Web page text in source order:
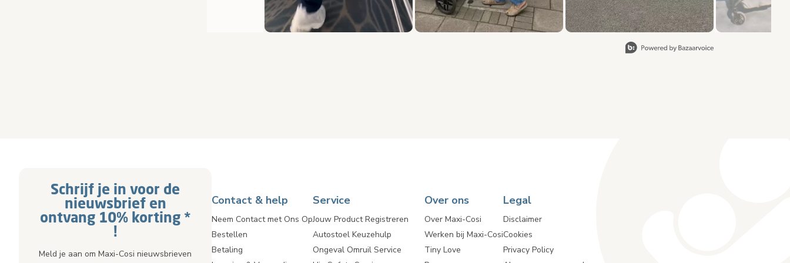
Schrijf je in voor de
nieuwsbrief en
ontvang 10% korting *
!
Meld je aan om Maxi-Cosi nieuwsbrieven
Contact & help
Neem Contact met Ons Op
Bestellen
Betaling
Service
Jouw Product Registreren
Autostoel Keuzehulp
Ongeval Omruil Service
Over ons
Over Maxi-Cosi
Werken bij Maxi-Cosi
Tiny Love
Legal
Disclaimer
Cookies
Privacy Policy